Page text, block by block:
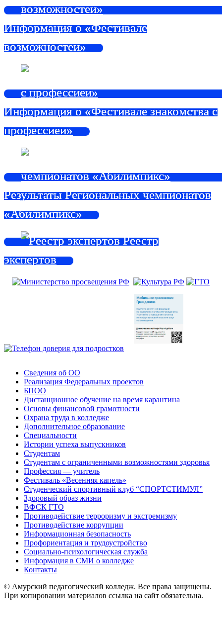
Информация о «Фестивале
возможностей»
Информация о «Фестивале знакомства с
профессией»
Результаты Региональных чемпионатов
«Абилимпикс»
Реестр
экспертов
Сведения об ОО
Реализация Федеральных проектов
БПОО
Дистанционное обучение на время карантина
Основы финансовой грамотности
Охрана труда в колледже
Дополнительное образование
Специальности
Истории успеха выпускников
Студентам
Студентам с ограниченными возможностями здоровья
Профессия — учитель
Фестиваль «Весенняя капель»
Студенческий спортивный клуб “СПОРТСТИМУЛ”
Здоровый образ жизни
ВФСК ГТО
Противодействие терроризму и экстремизму
Противодействие коррупции
Информационная безопасность
Профориентация и трудоустройство
Социально-психологическая служба
Информация в СМИ о колледже
Контакты
© Амурский педагогический колледж. Все права защищены.
При копировании материалов ссылка на сайт обязательна.